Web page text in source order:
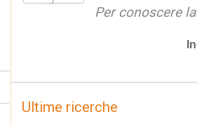
Per conoscere
Ultime ricerche